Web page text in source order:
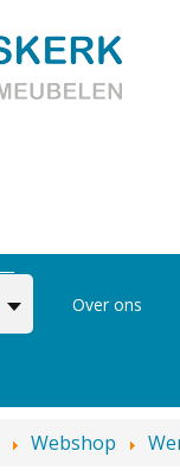
Over ons
Webshop